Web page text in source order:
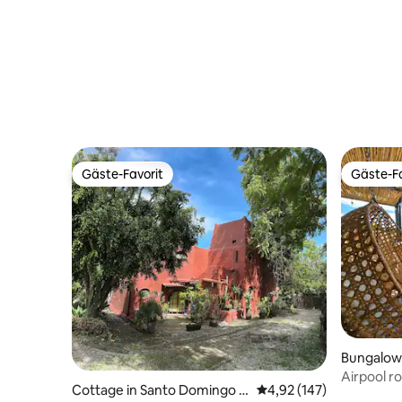
Gäste-Favorit
Gäste-Favorit
Cottage in Santo Domingo O Durchschnittliche
4,92 (147)
Gäste-
Gäste-
Airpool